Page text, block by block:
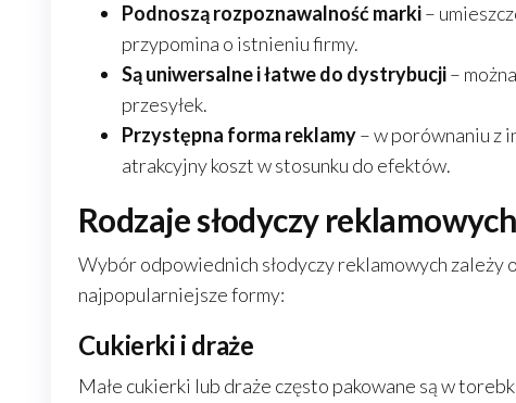
Podnoszą rozpoznawalność marki–
przypomina o istnieniu firmy.
Są uniwersalne i łatwe do dystrybucji–
przesyłek.
Przystępna forma reklamy– w porównaniu z
atrakcyjny koszt w stosunku do efektów.
Rodzaje słodyczy
Wybór odpowiednich słodyczy reklamowych
najpopularniejsze formy:
Cukierki i draże
Małe cukierki lub draże często pakowane są w